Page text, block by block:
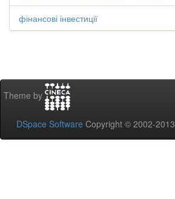
фінансові інвестиції
Theme by
DSpace Software Copyright © 2002-2013